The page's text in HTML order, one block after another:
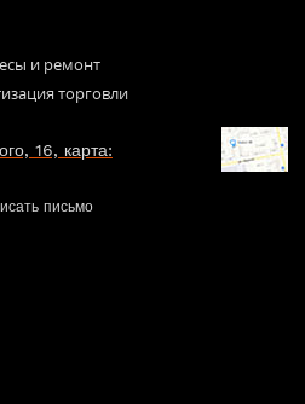
и ремонт
торговли
16, карта:
письмо